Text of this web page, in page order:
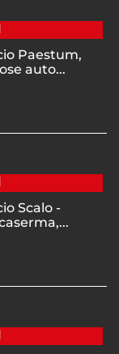
Paestum,
auto...
Scalo -